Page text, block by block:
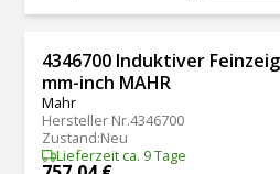
4346700 Induktiver
mm-inch MAHR
Mahr
Hersteller Nr.4346700
Zustand:Neu
Lieferzeit ca. 9 Tage